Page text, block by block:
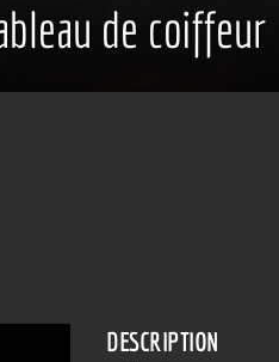
de coiffeur
DESCRIPTION